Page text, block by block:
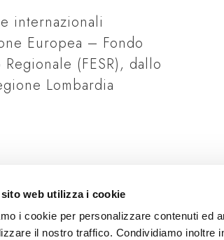
web utilizza i cookie
i cookie per personalizzare contenuti ed
il nostro traffico. Condividiamo inoltre
internazionali
Europea – Fondo
(FESR), dallo
Lombardia